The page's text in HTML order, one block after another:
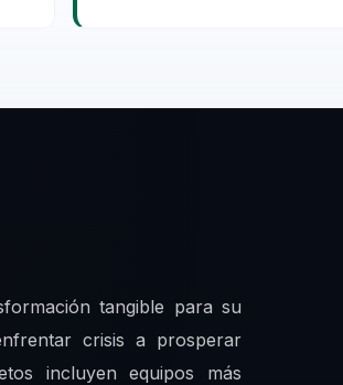
tangible para su
crisis a prosperar
incluyen equipos más